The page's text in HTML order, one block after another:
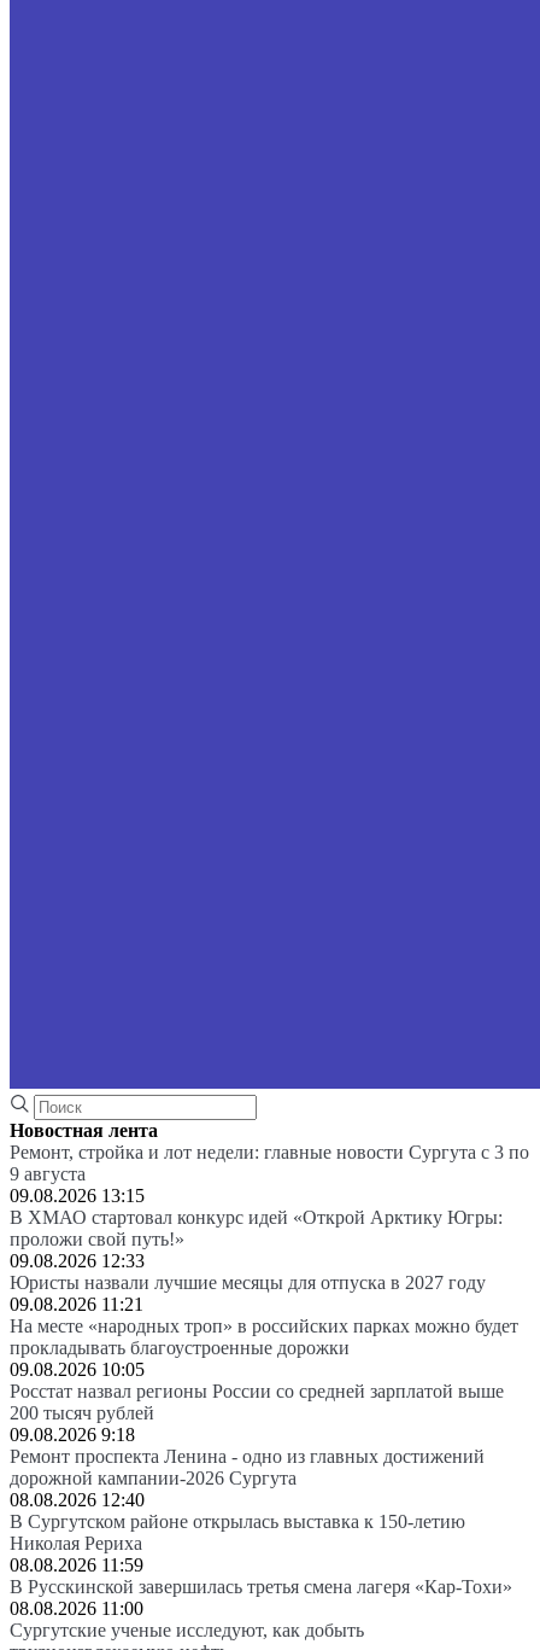
Новостная лента
Ремонт, стройка и лот недели: главные новости Сургута с 3 по
9 августа
09.08.2026 13:15
В ХМАО стартовал конкурс идей «Открой Арктику Югры:
проложи свой путь!»
09.08.2026 12:33
Юристы назвали лучшие месяцы для отпуска в 2027 году
09.08.2026 11:21
На месте «народных троп» в российских парках можно будет
прокладывать благоустроенные дорожки
09.08.2026 10:05
Росстат назвал регионы России со средней зарплатой выше
200 тысяч рублей
09.08.2026 9:18
Ремонт проспекта Ленина - одно из главных достижений
дорожной кампании-2026 Сургута
08.08.2026 12:40
В Сургутском районе открылась выставка к 150-летию
Николая Рериха
08.08.2026 11:59
В Русскинской завершилась третья смена лагеря «Кар-Тохи»
08.08.2026 11:00
Сургутские ученые исследуют, как добыть